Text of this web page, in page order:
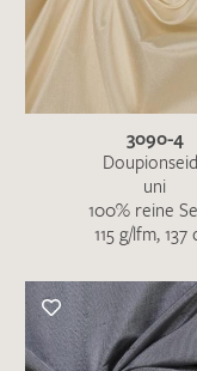
/
3090-4
uni
100% reine
115 g/lfm, 137